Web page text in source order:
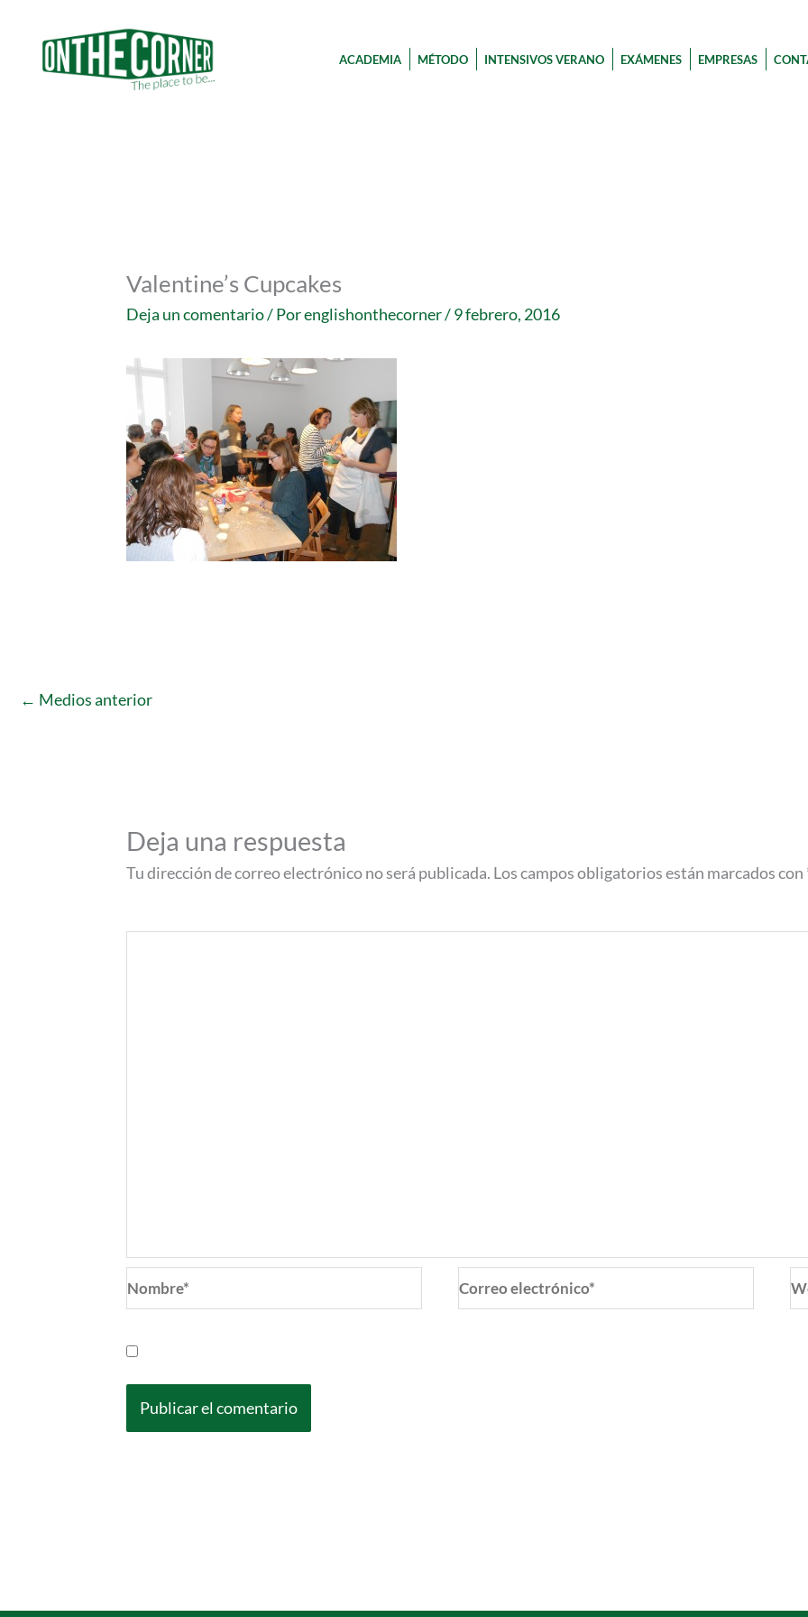
contenido
ACADEMIA MÉTODO INTENSIVOS VERANO EXÁMENES EMPRESAS
Valentine’s Cupcakes
Deja un comentario/ Porenglishonthecorner/9 febrero, 2016
← Medios anterior
Deja una respuesta
Tu dirección de correo electrónico no será publicada. Los campos obligatorios están marcados con
electrónico*